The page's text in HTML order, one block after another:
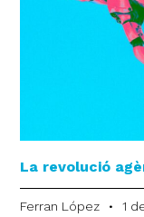
La revolució
Ferran López 1